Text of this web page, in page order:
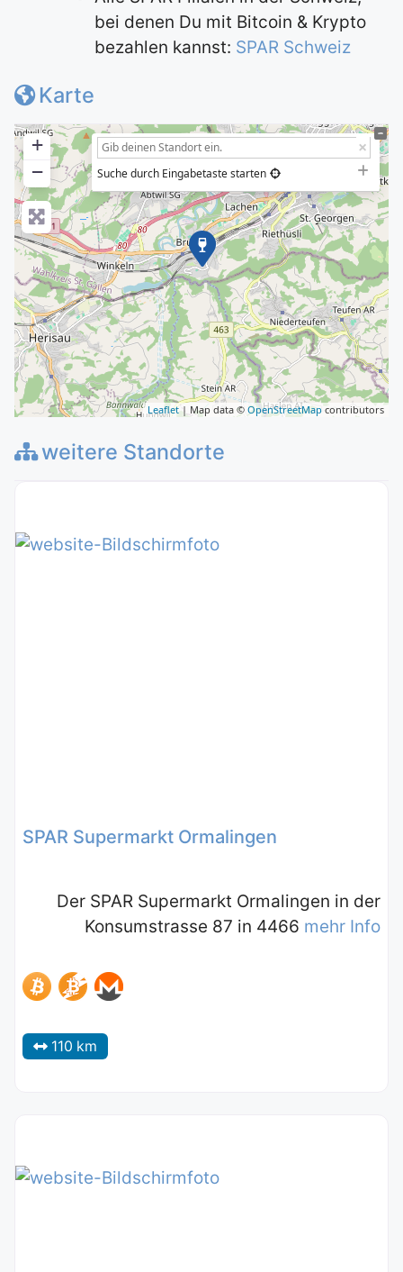
bei denen Du mit Bitcoin & Krypto
bezahlen kannst: SPAR Schweiz
Karte
+
−
Suche durch Eingabetaste starten
Leaflet| Map data © OpenStreetMap contributors
weitere Standorte
SPAR Supermarkt Ormalingen
Der SPAR Supermarkt Ormalingen in der
Konsumstrasse 87 in 4466 mehr Info
110 km